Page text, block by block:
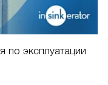
по эксплуатации